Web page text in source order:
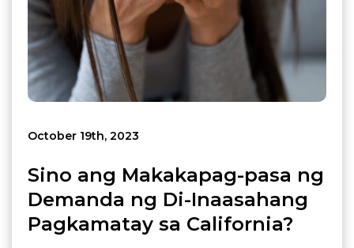
October 19th, 2023
Sino ang Makakapag-pasa ng
Demanda ng Di-Inaasahang
Pagkamatay sa California?